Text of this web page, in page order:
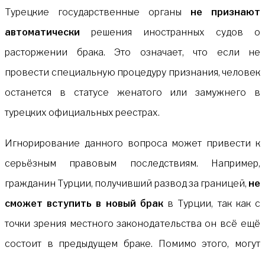
Турецкие государственные органы не признают
автоматически решения иностранных судов о
расторжении брака. Это означает, что если не
провести специальную процедуру признания, человек
останется в статусе женатого или замужнего в
турецких официальных реестрах.
Игнорирование данного вопроса может привести к
серьёзным правовым последствиям. Например,
гражданин Турции, получивший развод за границей, не
сможет вступить в новый бракв Турции, так как с
точки зрения местного законодательства он всё ещё
состоит в предыдущем браке. Помимо этого, могут